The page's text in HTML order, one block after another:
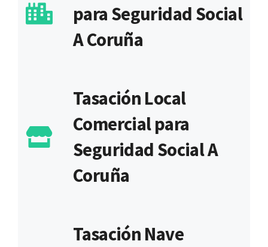
para Seguridad Social
A Coruña
Tasación Local
Comercial para
Seguridad Social A
Coruña
Tasación Nave